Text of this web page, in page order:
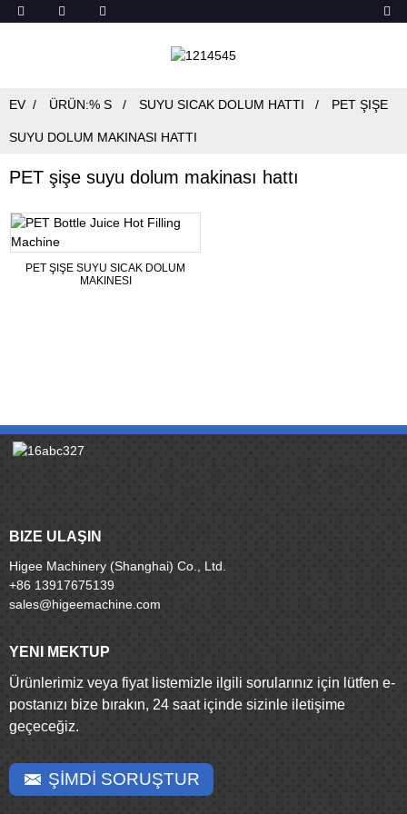
EV ÜRÜN:% S SUYU SICAK DOLUM HATTI PET ŞIŞE
SUYU DOLUM MAKINASI HATTI
PET şişe suyu dolum makinası hattı
PET ŞIŞE SUYU SICAK DOLUM
MAKINESI
BIZE ULAŞIN
Higee Machinery (Shanghai) Co., Ltd.
+86 13917675139
sales@higeemachine.com
YENI MEKTUP
Ürünlerimiz veya fiyat listemizle ilgili sorularınız için lütfen e-
postanızı bize bırakın, 24 saat içinde sizinle iletişime
geçeceğiz.
ŞİMDİ SORUŞTUR